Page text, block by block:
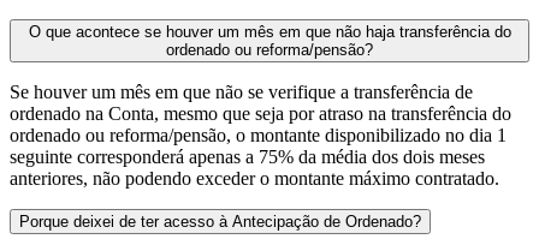
O que acontece se houver um mês em que não haja transferência do
ordenado ou reforma/pensão?
Se houver um mês em que não se verifique a transferência de
ordenado na Conta, mesmo que seja por atraso na transferência do
ordenado ou reforma/pensão, o montante disponibilizado no dia 1
seguinte corresponderá apenas a 75% da média dos dois meses
anteriores, não podendo exceder o montante máximo contratado.
Porque deixei de ter acesso à Antecipação de Ordenado?